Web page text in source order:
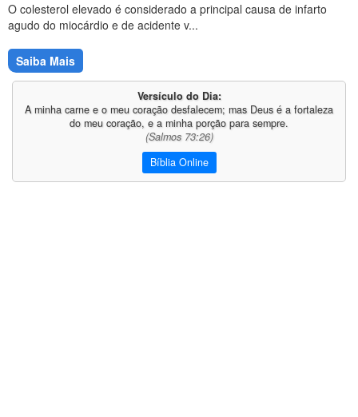
O colesterol elevado é considerado a principal causa de infarto
agudo do miocárdio e de acidente v...
Saiba Mais
Versículo do Dia:
A minha carne e o meu coração desfalecem; mas Deus é a fortaleza
do meu coração, e a minha porção para sempre.
(Salmos 73:26)
Bíblia Online